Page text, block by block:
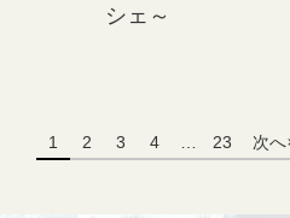
シェ～
1 2 3 4 23 次へ